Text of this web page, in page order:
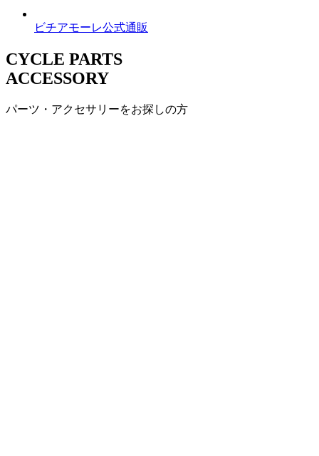
ビチアモーレ公式通販
CYCLE PARTS
ACCESSORY
パーツ・アクセサリーをお探しの方